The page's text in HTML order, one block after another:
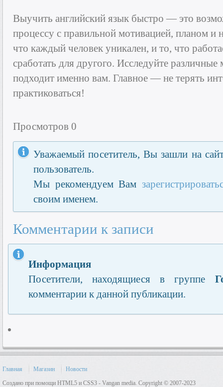
Выучить английский язык быстро — это
процессу с правильной мотивацией, планом и
что каждый человек уникален, и то, что
сработать для другого. Исследуйте
подходит именно вам. Главное — не терять
практиковаться!
Просмотров 0
Уважаемый посетитель, Вы зашли на
пользователь.
Мы рекомендуем Вам
своим именем.
Комментарии к записи
Информация
Посетители, находящиеся в группе
комментарии к данной публикации.
Главная Магазин
Новости
Создано при помощи HTML5 и CSS3 - Vangan media. Copyright © 2007-2023